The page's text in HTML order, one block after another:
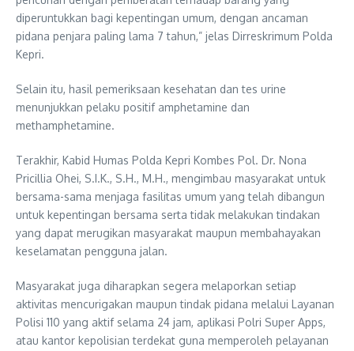
diperuntukkan bagi kepentingan umum, dengan ancaman
pidana penjara paling lama 7 tahun,” jelas Dirreskrimum Polda
Kepri.
Selain itu, hasil pemeriksaan kesehatan dan tes urine
menunjukkan pelaku positif amphetamine dan
methamphetamine.
Terakhir, Kabid Humas Polda Kepri Kombes Pol. Dr. Nona
Pricillia Ohei, S.I.K., S.H., M.H., mengimbau masyarakat untuk
bersama-sama menjaga fasilitas umum yang telah dibangun
untuk kepentingan bersama serta tidak melakukan tindakan
yang dapat merugikan masyarakat maupun membahayakan
keselamatan pengguna jalan.
Masyarakat juga diharapkan segera melaporkan setiap
aktivitas mencurigakan maupun tindak pidana melalui Layanan
Polisi 110 yang aktif selama 24 jam, aplikasi Polri Super Apps,
atau kantor kepolisian terdekat guna memperoleh pelayanan